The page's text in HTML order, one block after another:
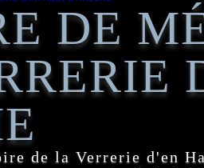
DE
de la Verrerie d'en